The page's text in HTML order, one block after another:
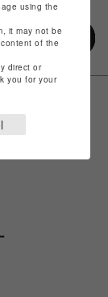
using the
it may not be
of the
direct or
you for your